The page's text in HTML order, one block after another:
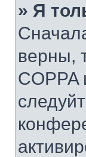
» Я
верны,
COPPA